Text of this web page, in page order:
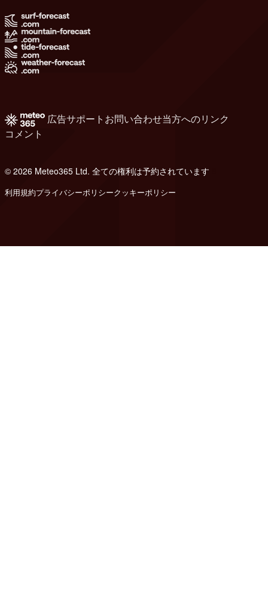
広告サポート お問い合わせ当方へのリンク
コメント
© 2026 Meteo365 Ltd. 全ての権利は予約されています
利用規約プライバシーポリシークッキーポリシー